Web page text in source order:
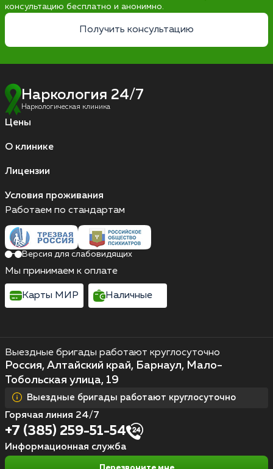
консультацию бесплатно и анонимно.
Получить консультацию
Наркология 24/7
Наркологическая клиника
Цены
О клинике
Лицензии
Условия проживания
Выездные бригады работают круглосуточно
Россия, Алтайский край, Барнаул, Мало-
Тобольская улица, 19
Выездные бригады работают круглосуточно
Горячая линия 24/7
+7 (385) 259-51-54
Информационная служба
Работаем по стандартам
Версия для слабовидящих
Мы принимаем к оплате
Карты МИР Наличные